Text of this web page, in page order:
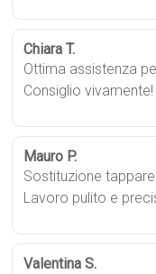
Chiara T.
Ottima assistenza
Consiglio vivamente!
Mauro P.
Sostituzione
Lavoro pulito e
Valentina S.